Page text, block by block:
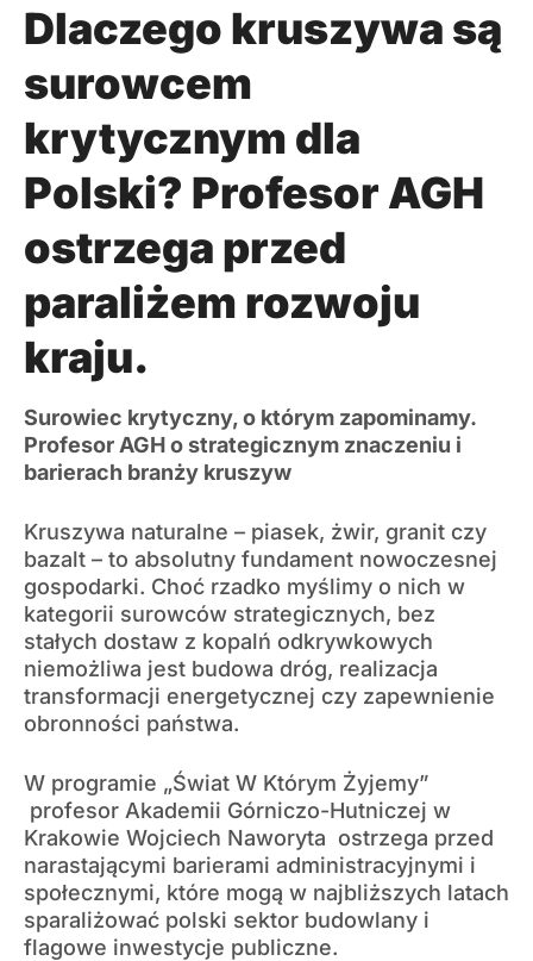
Dlaczego kruszywa są
surowcem
krytycznym dla
Polski? Profesor AGH
ostrzega przed
paraliżem rozwoju
kraju.
Surowiec krytyczny, o którym zapominamy.
Profesor AGH o strategicznym znaczeniu i
barierach branży kruszyw
Kruszywa naturalne – piasek, żwir, granit czy
bazalt – to absolutny fundament nowoczesnej
gospodarki. Choć rzadko myślimy o nich w
kategorii surowców strategicznych, bez
stałych dostaw z kopalń odkrywkowych
niemożliwa jest budowa dróg, realizacja
transformacji energetycznej czy zapewnienie
obronności państwa.
W programie „Świat W Którym Żyjemy”
profesor Akademii Górniczo-Hutniczej w
Krakowie Wojciech Naworyta ostrzega przed
narastającymi barierami administracyjnymi i
społecznymi, które mogą w najbliższych latach
sparaliżować polski sektor budowlany i
flagowe inwestycje publiczne.